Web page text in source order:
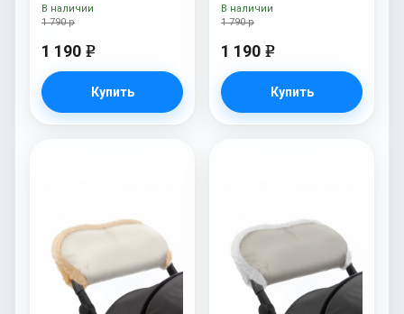
1 790 р
1 190 e
Купить
В наличии
1 790 р
1 190 e
Купить
В наличии